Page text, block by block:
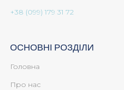
+38 (099) 179 31 72
ОСНОВНІ РОЗДІЛИ
Головна
Про нас